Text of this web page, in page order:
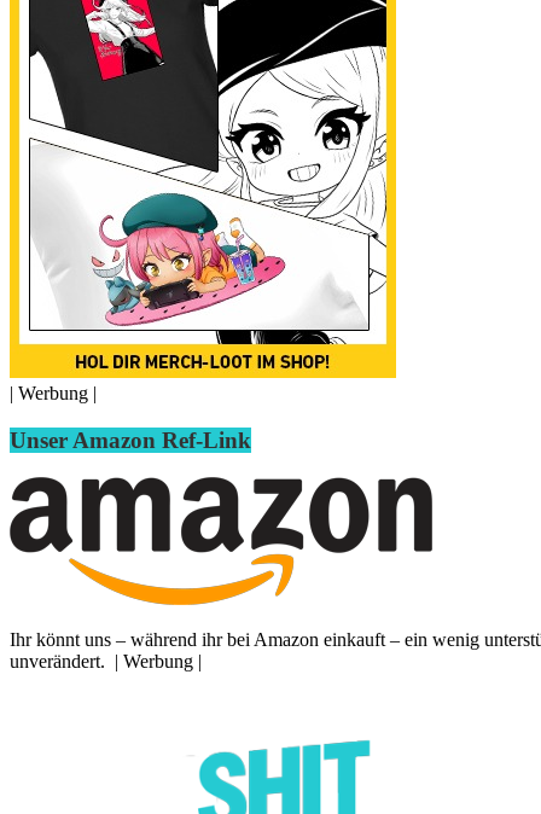
| Werbung |
Unser Amazon Ref-Link
Ihr könnt uns – während ihr bei Amazon einkauft – ein wenig
unverändert. | Werbung |